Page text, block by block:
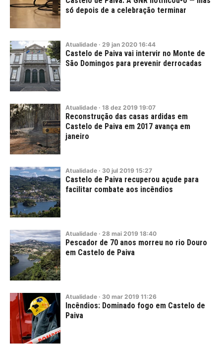
só depois de a celebração terminar
Atualidade · 29 jan 2020 16:44
Castelo de Paiva vai intervir no Monte de
São Domingos para prevenir derrocadas
Atualidade · 18 dez 2019 19:07
Reconstrução das casas ardidas em
Castelo de Paiva em 2017 avança em
janeiro
Atualidade · 30 jul 2019 15:27
Castelo de Paiva recuperou açude para
facilitar combate aos incêndios
Atualidade · 28 mai 2019 18:40
Pescador de 70 anos morreu no rio Douro
em Castelo de Paiva
Atualidade · 30 mar 2019 11:26
Incêndios: Dominado fogo em Castelo de
Paiva